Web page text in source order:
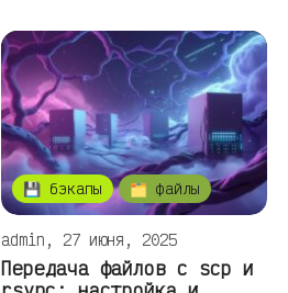
💾 бэкапы 🗂️ файлы
admin, 27 июня, 2025
Передача файлов с scp и